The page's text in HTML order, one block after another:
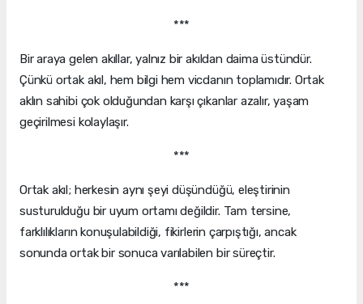
***
Bir araya gelen akıllar, yalnız bir akıldan daima üstündür.
Çünkü ortak akıl, hem bilgi hem vicdanın toplamıdır. Ortak
aklın sahibi çok olduğundan karşı çıkanlar azalır, yaşam
geçirilmesi kolaylaşır.
***
Ortak akıl; herkesin aynı şeyi düşündüğü, eleştirinin
susturulduğu bir uyum ortamı değildir. Tam tersine,
farklılıkların konuşulabildiği, fikirlerin çarpıştığı, ancak
sonunda ortak bir sonuca varılabilen bir süreçtir.
***